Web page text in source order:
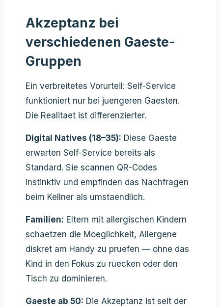
Akzeptanz bei
verschiedenen Gaeste-
Gruppen
Ein verbreitetes Vorurteil: Self-Service
funktioniert nur bei juengeren Gaesten.
Die Realitaet ist differenzierter.
Digital Natives (18–35): Diese Gaeste
erwarten Self-Service bereits als
Standard. Sie scannen QR-Codes
instinktiv und empfinden das Nachfragen
beim Kellner als umstaendlich.
Familien: Eltern mit allergischen Kindern
schaetzen die Moeglichkeit, Allergene
diskret am Handy zu pruefen — ohne das
Kind in den Fokus zu ruecken oder den
Tisch zu dominieren.
Gaeste ab 50: Die Akzeptanz ist seit der